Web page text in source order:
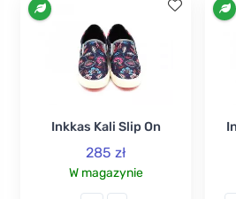
Inkkas Kali Slip On
285 zł
W magazynie